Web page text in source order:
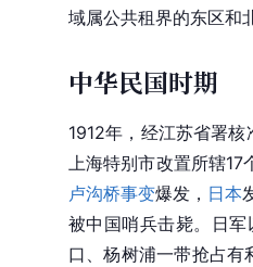
域属公共租界的东区和
中华民国时期
1912年，经江苏省署
上海特别市改置所辖17
卢沟桥事变爆发， 日本
被中国哨兵击毙。日
口、杨树浦一带抢占